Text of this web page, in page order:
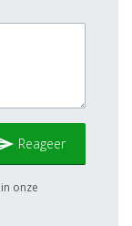
Reageer
onze